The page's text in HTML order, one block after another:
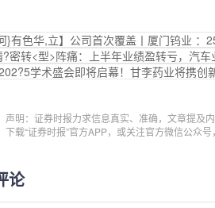
}有色华,立】公司首次覆盖丨厦门钨业
?密转<型>阵痛：上半年业绩盈转亏，汽
学术盛会即将启幕！甘李药业将携创
声明：证券时报力求信息真实、准确，文章提及
下载“证券时报”官方APP，或关注官方微信公众
论